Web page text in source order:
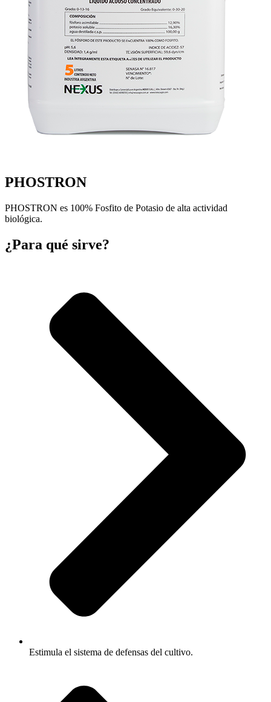
PHOSTRON
PHOSTRON es 100% Fosfito de Potasio de alta actividad
biológica.
¿Para qué sirve?
Estimula el sistema de defensas del cultivo.